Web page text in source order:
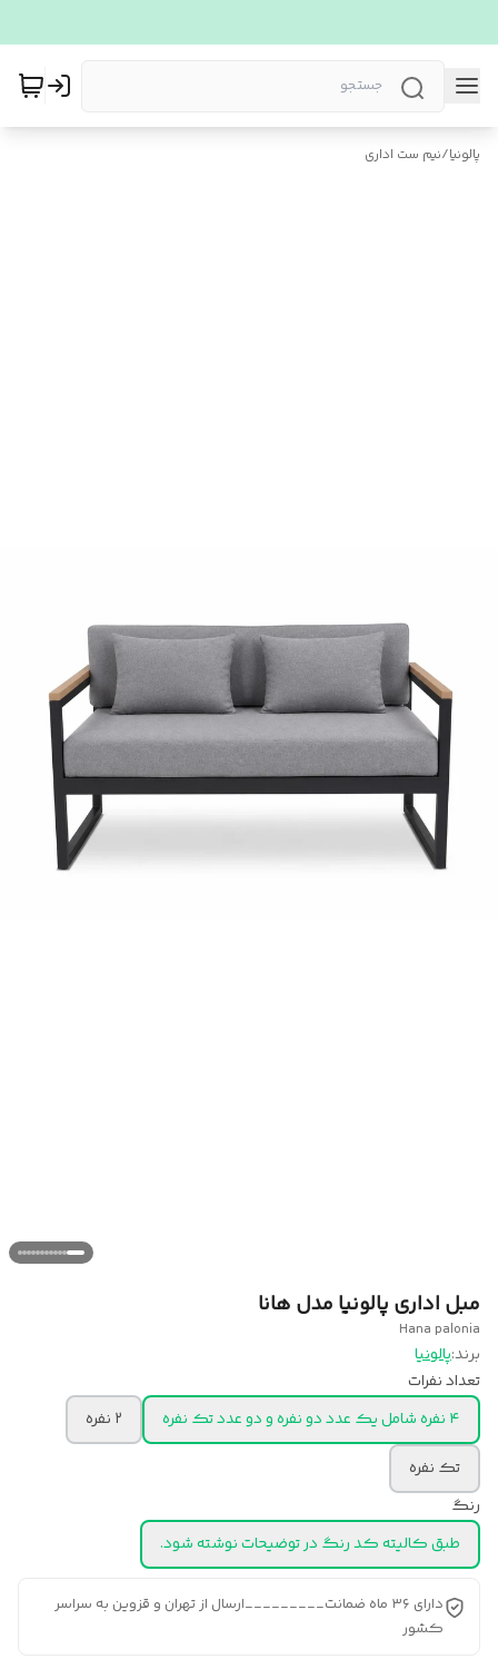
پالونیا/نیم ست اداری
مبل اداری پالونیا مدل هانا
Hana palonia
برند:پالونیا
تعداد نفرات
۴ نفره شامل یک عدد دو نفره و دو عدد تک نفره
۲ نفره
تک نفره
رنگ
طبق کالیته کد رنگ در توضیحات نوشته شود.
دارای ۳۶ ماه ضمانت_________ارسال از تهران و قزوین به سراسر
کشور